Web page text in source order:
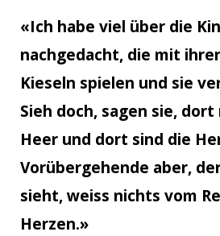
«Ich habe viel über die
nachgedacht, die mit
Kieseln spielen und sie
Sieh doch, sagen sie,
Heer und dort sind die
Vorübergehende aber,
sieht, weiss nichts vom
Herzen.»